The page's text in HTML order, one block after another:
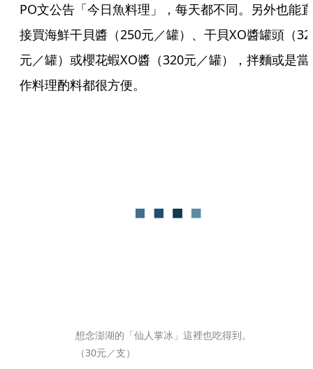
PO文公告「今日魚料理」，每天都不同。另外也能直
接買海鮮干貝醬（250元／罐）、干貝XO醬罐頭（
元／罐）或櫻花蝦XO醬（320元／罐），拌麵或是當
作料理酌料都很方便。
想念澎湖的「仙人掌冰」這裡也吃得到。
（30元／支）